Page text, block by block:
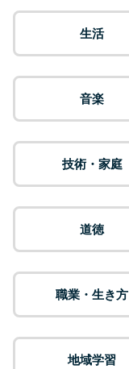
生活
音楽
技術・家庭
道徳
職業・生き方
地域学習